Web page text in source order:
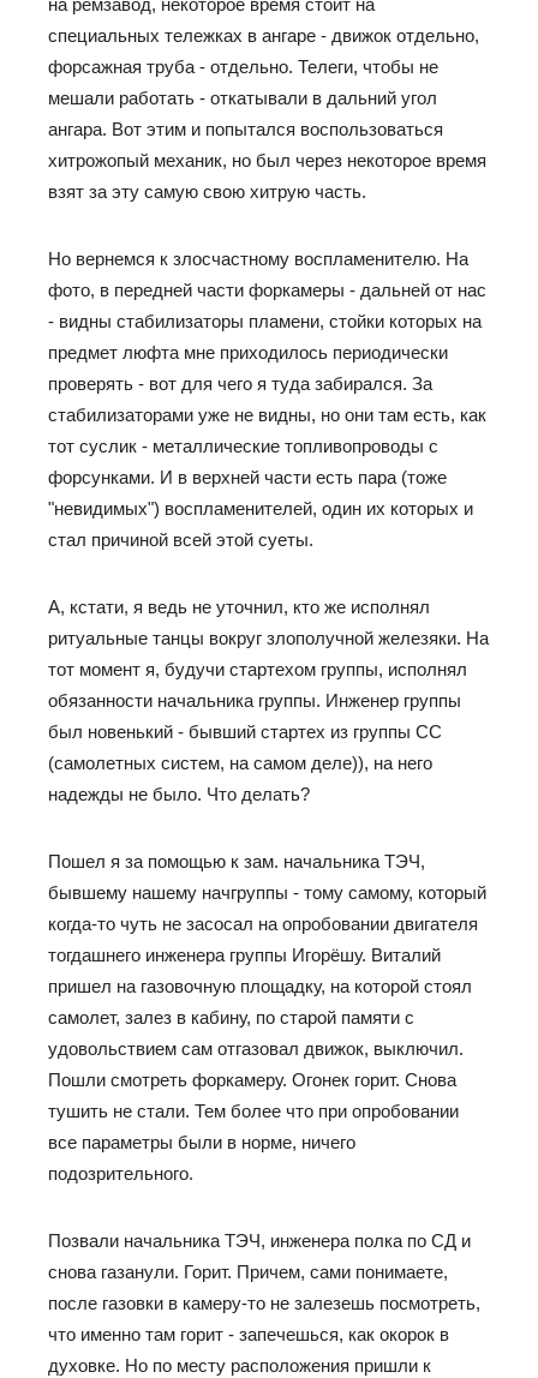
на ремзавод, некоторое время стоит на
специальных тележках в ангаре - движок отдельно,
форсажная труба - отдельно. Телеги, чтобы не
мешали работать - откатывали в дальний угол
ангара. Вот этим и попытался воспользоваться
хитрожопый механик, но был через некоторое время
взят за эту самую свою хитрую часть.
Но вернемся к злосчастному воспламенителю. На
фото, в передней части форкамеры - дальней от нас
- видны стабилизаторы пламени, стойки которых на
предмет люфта мне приходилось периодически
проверять - вот для чего я туда забирался. За
стабилизаторами уже не видны, но они там есть, как
тот суслик - металлические топливопроводы с
форсунками. И в верхней части есть пара (тоже
"невидимых") воспламенителей, один их которых и
стал причиной всей этой суеты.
А, кстати, я ведь не уточнил, кто же исполнял
ритуальные танцы вокруг злополучной железяки. На
тот момент я, будучи стартехом группы, исполнял
обязанности начальника группы. Инженер группы
был новенький - бывший стартех из группы СС
(самолетных систем, на самом деле)), на него
надежды не было. Что делать?
Пошел я за помощью к зам. начальника ТЭЧ,
бывшему нашему начгруппы - тому самому, который
когда-то чуть не засосал на опробовании двигателя
тогдашнего инженера группы Игорёшу. Виталий
пришел на газовочную площадку, на которой стоял
самолет, залез в кабину, по старой памяти с
удовольствием сам отгазовал движок, выключил.
Пошли смотреть форкамеру. Огонек горит. Снова
тушить не стали. Тем более что при опробовании
все параметры были в норме, ничего
подозрительного.
Позвали начальника ТЭЧ, инженера полка по СД и
снова газанули. Горит. Причем, сами понимаете,
после газовки в камеру-то не залезешь посмотреть,
что именно там горит - запечешься, как окорок в
духовке. Но по месту расположения пришли к